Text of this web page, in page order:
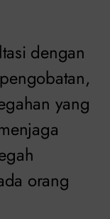
dengan
yang
orang